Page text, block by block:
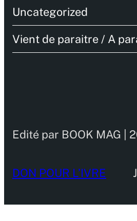
Uncategorized
Vient de paraitre / A
Edité par BOOK MAG |
DON POUR L’IVRE